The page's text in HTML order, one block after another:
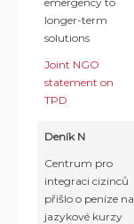
longer-term
solutions
Joint NGO
statement on
TPD
Deník N
Centrum pro
integraci cizinců
přišlo o peníze na
jazykové kurzy